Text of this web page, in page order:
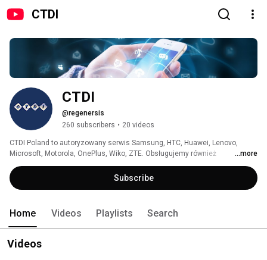
CTDI
CTDI
@regenersis
260 subscribers • 20 videos
CTDI Poland to autoryzowany serwis Samsung, HTC, Huawei, Lenovo,
Microsoft, Motorola, OnePlus, Wiko, ZTE. Obsługujemy również
gwarancyjnie urządzenia z Orange, Play, Polkomtel, T-Mobile. Zapraszamy
do subskrypcji naszego kanału - będziemy publikować porady dla
Użytkowników telefonów, smartfonów, tabletów i laptopów oraz informacje
...more
Subscribe
Home Videos Playlists Search
Videos